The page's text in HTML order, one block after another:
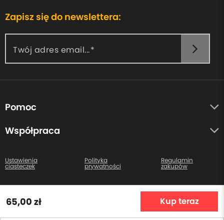
65,00 zł Kup teraz
Zapisz się do newslettera:
Twój adres email...
Pomoc
O nas
Centrum pomocy
Kontakt
Współpraca
Wszystkie prawa zastrzeżone. Copyright © 2026
Ustawienia
ciasteczek
Polityka
prywatności
Regulamin
zakupów